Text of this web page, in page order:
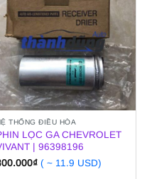
THỐNG ĐIỀU HÒA
LỌC GA CHEVROLET
| 96398196
₫ ( ~ 11.9 USD)